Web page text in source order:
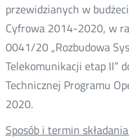
przewidzianych w
Cyfrowa 2014-2020, w
0041/20 „Rozbudowa
Telekomunikacji etap II”
Technicznej Programu
2020.
Sposób i termin